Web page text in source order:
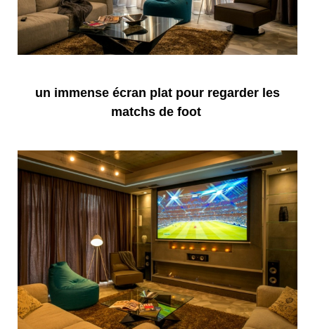
un immense écran plat pour regarder les
matchs de foot